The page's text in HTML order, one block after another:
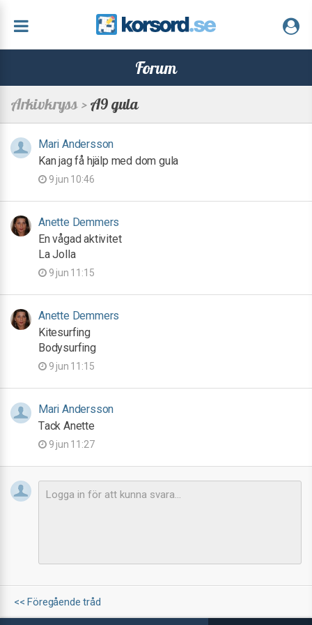
Forum
Arkivkryss >A9 gula
Mari Andersson
Kan jag få hjälp med dom gula
9 jun 10:46
Anette Demmers
En vågad aktivitet
La Jolla
9 jun 11:15
Anette Demmers
Kitesurfing
Bodysurfing
9 jun 11:15
Mari Andersson
Tack Anette
9 jun 11:27
<< Föregående tråd